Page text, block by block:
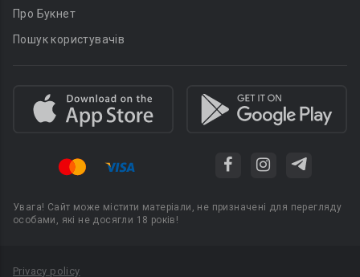
Про Букнет
Пошук користувачів
Увага! Сайт може містити матеріали, не призначені для перегляду
особами, які не досягли 18 років!
Privacy policy